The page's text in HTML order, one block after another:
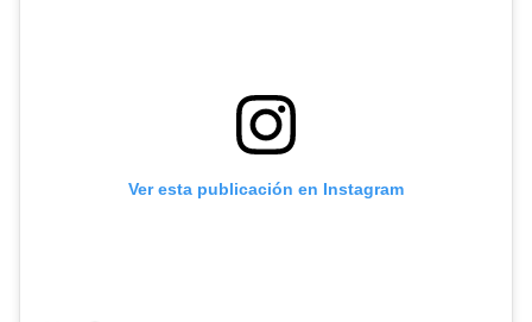
Ver esta publicación en Instagram